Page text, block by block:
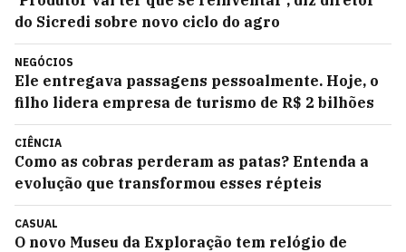
do Sicredi sobre novo ciclo do agro
NEGÓCIOS
Ele entregava passagens pessoalmente. Hoje, o
filho lidera empresa de turismo de R$ 2 bilhões
CIÊNCIA
Como as cobras perderam as patas? Entenda a
evolução que transformou esses répteis
CASUAL
O novo Museu da Exploração tem relógio de